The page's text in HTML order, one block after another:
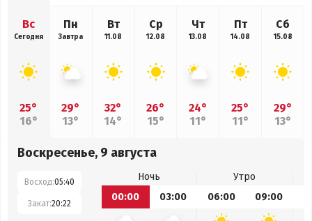
Вс
Сегодня
25°
16°
Пн
Завтра
29°
13°
Вт
11.08
32°
14°
Ср
12.08
26°
15°
Чт
13.08
24°
11°
Пт
14.08
25°
11°
Сб
15.08
29°
13°
Воскресенье, 9 августа
Восход:05:40
Закат:20:22
Ночь
Утро
00:00
03:00 06:00 09:00